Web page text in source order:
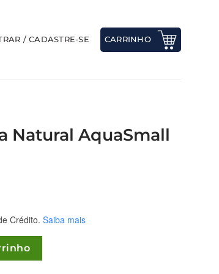
/ CADASTRE-SE CARRINHO
Natural AquaSmall
Crédito. Saiba mais
Branco quantidade